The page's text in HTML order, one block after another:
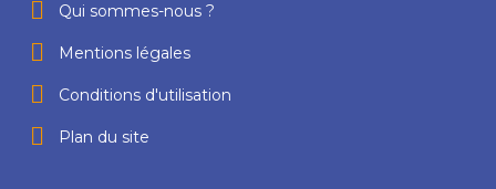
Qui sommes-nous ?
Mentions légales
Conditions d'utilisation
Plan du site